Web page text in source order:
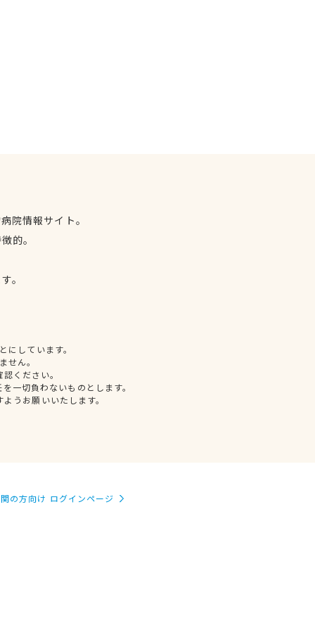
院情報サイト。
的。
。
しています。
せん。
ください。
一切負わないものとします。
うお願いいたします。
の方向け ログインページ